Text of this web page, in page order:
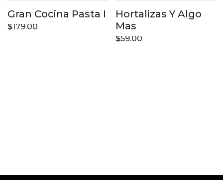
Gran Cocina Pasta I
$179.00
Hortalizas Y Algo
Mas
$59.00